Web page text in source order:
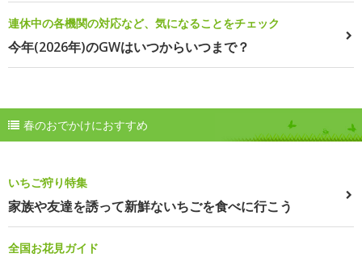
連休中の各機関の対応など、気になることをチェック
今年(2026年)のGWはいつからいつまで？
春のおでかけにおすすめ
いちご狩り特集
家族や友達を誘って新鮮ないちごを食べに行こう
全国お花見ガイド